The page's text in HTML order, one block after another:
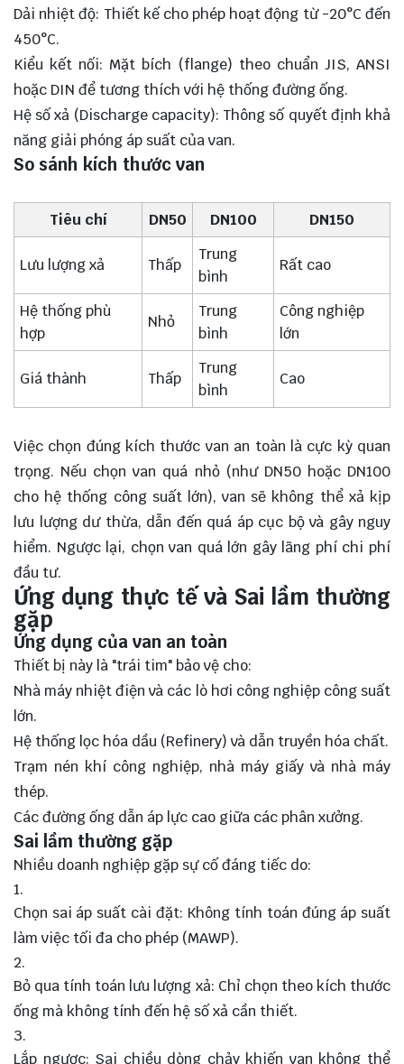
Dải nhiệt độ: Thiết kế cho phép hoạt động từ -20°C đến
450°C.
Kiểu kết nối: Mặt bích (flange) theo chuẩn JIS, ANSI
hoặc DIN để tương thích với hệ thống đường ống.
Hệ số xả (Discharge capacity): Thông số quyết định khả
năng giải phóng áp suất của van.
So sánh kích thước van
Tiêu chí DN50 DN100 DN150
Lưu lượng xả Thấp
Trung
bình
Rất cao
Hệ thống phù
hợp
Nhỏ
Trung
bình
Công nghiệp
lớn
Giá thành Thấp
Trung
bình
Cao
Việc chọn đúng kích thước van an toàn là cực kỳ quan
trọng. Nếu chọn van quá nhỏ (như DN50 hoặc DN100
cho hệ thống công suất lớn), van sẽ không thể xả kịp
lưu lượng dư thừa, dẫn đến quá áp cục bộ và gây nguy
hiểm. Ngược lại, chọn van quá lớn gây lãng phí chi phí
đầu tư.
Ứng dụng thực tế và Sai lầm thường
gặp
Ứng dụng của van an toàn
Thiết bị này là "trái tim" bảo vệ cho:
Nhà máy nhiệt điện và các lò hơi công nghiệp công suất
lớn.
Hệ thống lọc hóa dầu (Refinery) và dẫn truyền hóa chất.
Trạm nén khí công nghiệp, nhà máy giấy và nhà máy
thép.
Các đường ống dẫn áp lực cao giữa các phân xưởng.
Sai lầm thường gặp
Nhiều doanh nghiệp gặp sự cố đáng tiếc do:
Chọn sai áp suất cài đặt: Không tính toán đúng áp suất
làm việc tối đa cho phép (MAWP).
Bỏ qua tính toán lưu lượng xả: Chỉ chọn theo kích thước
ống mà không tính đến hệ số xả cần thiết.
Lắp ngược: Sai chiều dòng chảy khiến van không thể